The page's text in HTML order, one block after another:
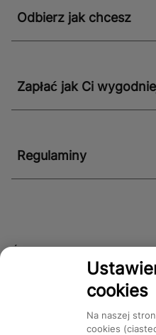
Odbierz jak chcesz
Zapłać jak Ci
Regulaminy
Śledź nas!
cookies
Na naszej
cookies